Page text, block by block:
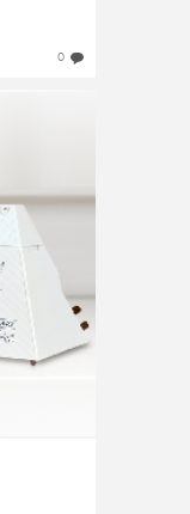
0